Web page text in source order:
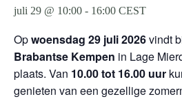
juli 29 @ 10:00 - 16:00 CEST
Opwoensdag 29 juli 2026vindt
Brabantse Kempen in Lage
plaats. Van 10.00 tot 16.00 uur
genieten van een gezellige